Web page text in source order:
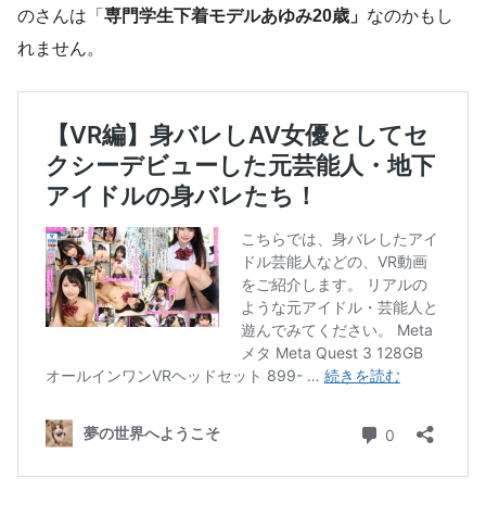
のさんは「 専門学生下着モデルあゆみ20歳」 なのかもし
れません。